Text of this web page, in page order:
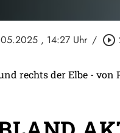
, 14:27 Uhr / play_circle_outline
rechts der Elbe - von